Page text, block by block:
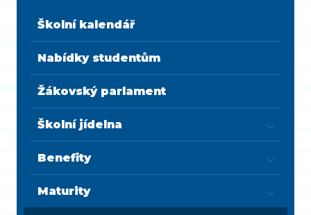
Školní kalendář
Nabídky studentům
Žákovský parlament
Školní jídelna
Benefity
Maturity